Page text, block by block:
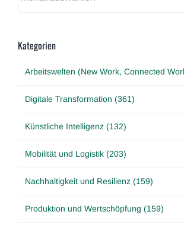
Kategorien
Arbeitswelten (New Work, Connected
Digitale Transformation (361)
Künstliche Intelligenz (132)
Mobilität und Logistik (203)
Nachhaltigkeit und Resilienz (159)
Produktion und Wertschöpfung (159)